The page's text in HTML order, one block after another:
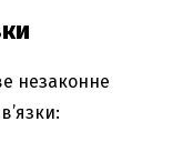
незаконне